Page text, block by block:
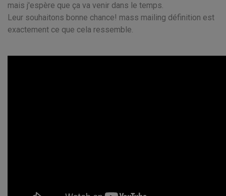
mais j'espère que ça va venir dans le temps.
Leur souhaitons bonne chance! mass mailing définition est
exactement ce que cela ressemble.